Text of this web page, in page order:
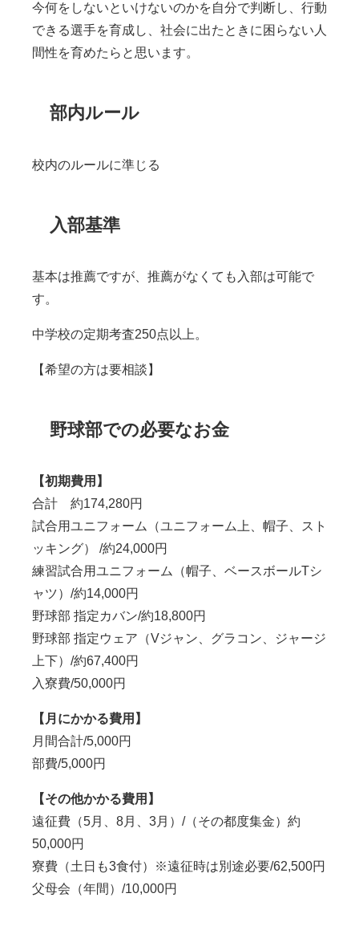
今何をしないといけないのかを自分で判断し、行動
できる選手を育成し、社会に出たときに困らない人
間性を育めたらと思います。
部内ルール
校内のルールに準じる
入部基準
基本は推薦ですが、推薦がなくても入部は可能で
す。
中学校の定期考査250点以上。
【希望の方は要相談】
野球部での必要なお金
【初期費用】
合計 約174,280円
試合用ユニフォーム（ユニフォーム上、帽子、スト
ッキング）
/約24,000円
練習試合用ユニフォーム（帽子、ベースボールTシ
ャツ）/約14,000円
野球部 指定カバン/約18,800円
野球部 指定ウェア（Vジャン、グラコン、ジャージ
上下）/約67,400円
入寮費/50,000円
【月にかかる費用】
月間合計/5,000円
部費/5,000円
【その他かかる費用】
遠征費（5月、8月、3月）/（その都度集金） 約
50,000円
寮費（土日も3食付）※遠征時は別途必要/62,500円
父母会（年間）/10,000円